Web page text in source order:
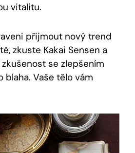
vitalitu.
přijmout nový trend
zkuste Kakai Sensen a
se⁤ zlepšením
blaha. Vaše tělo ‍vám